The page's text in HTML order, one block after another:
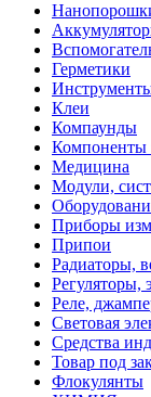
Герметики
Клеи
Компаунды
Компоненты
Медицина
Модули,
Приборы
Припои
Радиаторы,
Регуляторы,
Реле,
Световая
Средства
Товар под
Флокулянты